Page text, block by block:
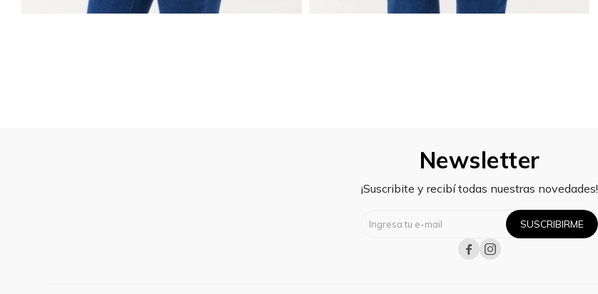
Newsletter
¡Suscribite y recibí todas nuestras novedades!
SUSCRIBIRME
 